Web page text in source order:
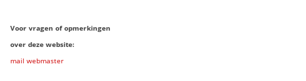
Voor vragen of opmerkingen
over deze website:
mail webmaster